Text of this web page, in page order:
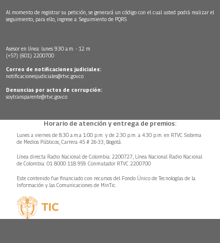
Al momento de registrar su petición, se generará un código con el cual usted podrá realizar el
seguimiento, para ello, ingrese a: Seguimiento de PQRS
Asesor en línea: lunes 9:30 a.m. - 12 m
(+57) (601) 2200700
Correo de notificaciones judiciales:
notificacionesjudiciales@rtvc.gov.co
Denuncias por actos de corrupción:
soytransparente@rtvc.gov.co
Horario de atención y entrega de premios:
Lunes a viernes de 8:30 a.m.a 1:00 p.m. y de 2:30 p.m. a 4:30 p.m. en RTVC Sistema
de Medios Públicos, Carrera 45 # 26-33, Bogotá.
Línea directa Radio Nacional de Colombia: 2200727, Línea Nacional Radio Nacional
de Colombia: 01 8000 118 959. Conmutador RTVC 2200700
Este contenido fue financiado con recursos del Fondo Único de Tecnologías de la
Información y las Comunicaciones de MinTic.